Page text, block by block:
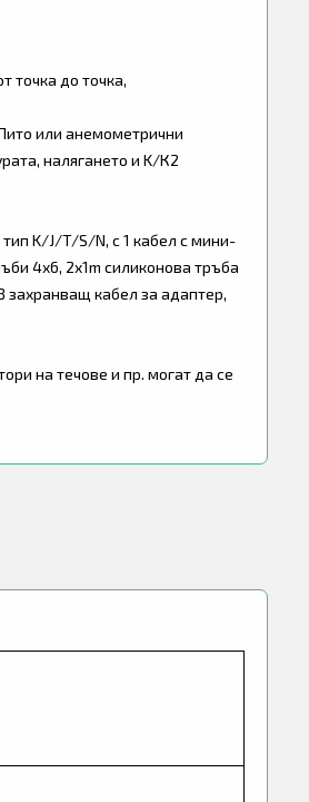
точка до точка,
или анемометрични
налягането и K/К2
K/J/T/S/N, с 1 кабел с мини-
4x6, 2x1m силиконова тръба
кабел за адаптер,
на течове и пр. могат да се